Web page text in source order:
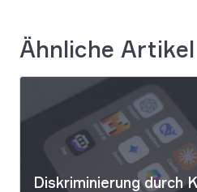
Ähnliche Artikel
Diskriminierung durch